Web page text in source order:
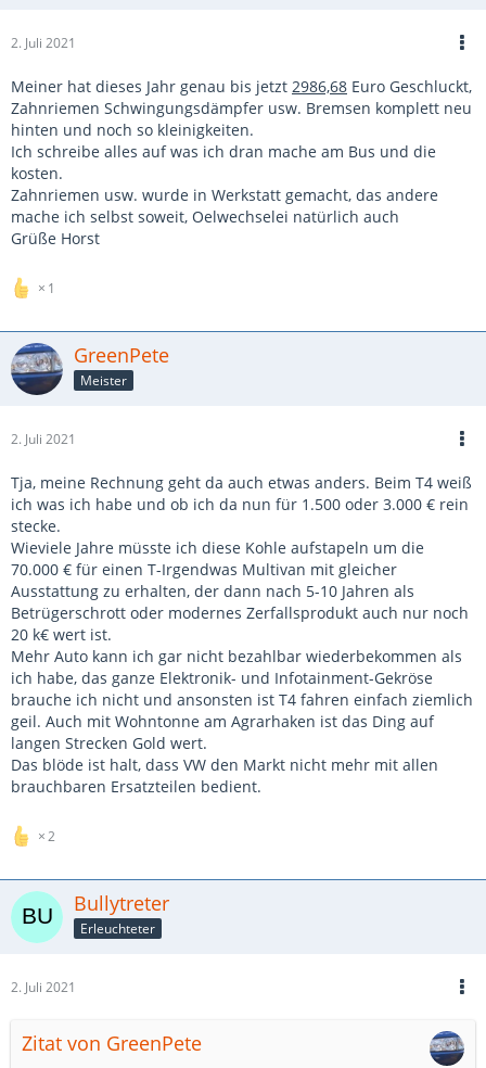
2. Juli 2021
Meiner hat dieses Jahr genau bis jetzt 2986,68 Euro Geschluckt,
Zahnriemen Schwingungsdämpfer usw. Bremsen komplett neu
hinten und noch so kleinigkeiten.
Ich schreibe alles auf was ich dran mache am Bus und die
kosten.
Zahnriemen usw. wurde in Werkstatt gemacht, das andere
mache ich selbst soweit, Oelwechselei natürlich auch
Grüße Horst
1
GreenPete
Meister
2. Juli 2021
Tja, meine Rechnung geht da auch etwas anders. Beim T4 weiß
ich was ich habe und ob ich da nun für 1.500 oder 3.000 € rein
stecke.
Wieviele Jahre müsste ich diese Kohle aufstapeln um die
70.000 € für einen T-Irgendwas Multivan mit gleicher
Ausstattung zu erhalten, der dann nach 5-10 Jahren als
Betrügerschrott oder modernes Zerfallsprodukt auch nur noch
20 k€ wert ist.
Mehr Auto kann ich gar nicht bezahlbar wiederbekommen als
ich habe, das ganze Elektronik- und Infotainment-Gekröse
brauche ich nicht und ansonsten ist T4 fahren einfach ziemlich
geil. Auch mit Wohntonne am Agrarhaken ist das Ding auf
langen Strecken Gold wert.
Das blöde ist halt, dass VW den Markt nicht mehr mit allen
brauchbaren Ersatzteilen bedient.
2
Bullytreter
Erleuchteter
2. Juli 2021
Zitat von GreenPete